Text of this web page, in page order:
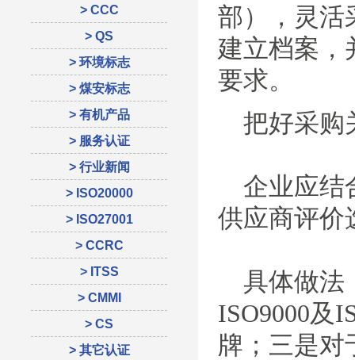
> CCC
> QS
> 环境标志
> 煤安标志
> 有机产品
> 服务认证
> 行业新闻
> ISO20000
> ISO27001
> CCRC
> ITSS
> CMMI
> CS
> 其它认证
部），灵活
建立档案，
要求。
把好采购
企业应结
供应商评价
具体做法
ISO9000及
牌；三是对